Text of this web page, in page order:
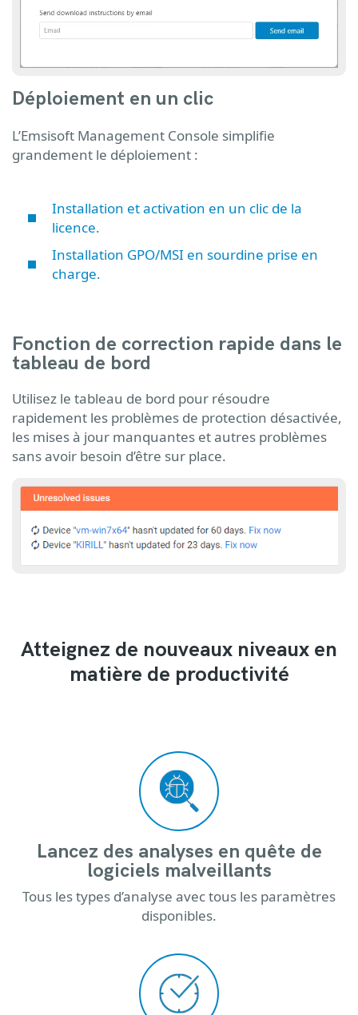
Déploiement en un clic
L’Emsisoft Management Console simplifie
grandement le déploiement :
Installation et activation en un clic de la
licence.
Installation GPO/MSI en sourdine prise en
charge.
Fonction de correction rapide dans le
tableau de bord
Utilisez le tableau de bord pour résoudre
rapidement les problèmes de protection désactivée,
les mises à jour manquantes et autres problèmes
sans avoir besoin d’être sur place.
Atteignez de nouveaux niveaux en
matière de productivité
Lancez des analyses en quête de
logiciels malveillants
Tous les types d’analyse avec tous les paramètres
disponibles.